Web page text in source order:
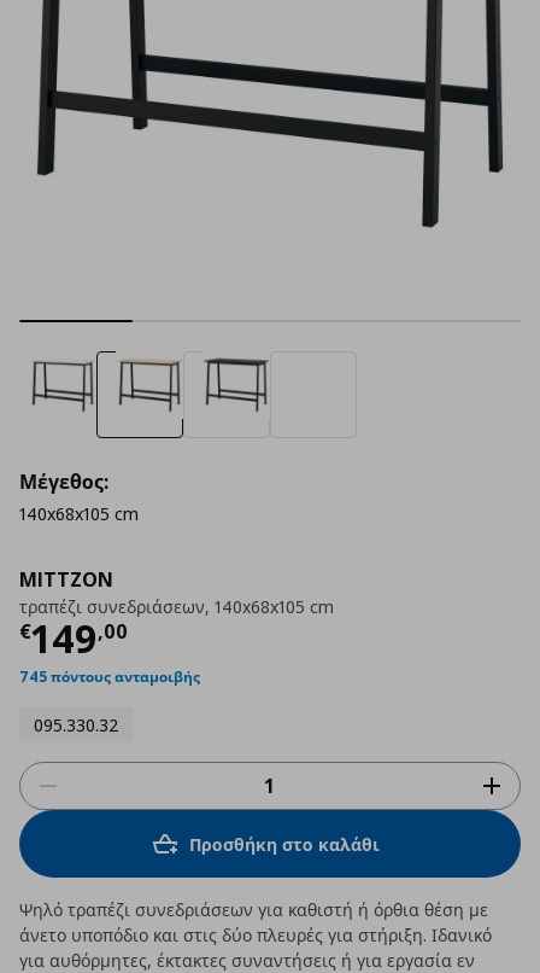
MITTZON
τραπέζι συνεδριάσεων, 140x68x105 cm
€149,00
Τρέχουσα τιμή
745 πόντους ανταμοιβής
095.330.32
Μέγεθος:
140x68x105 cm
Προσθήκη στο καλάθι
Ψηλό τραπέζι συνεδριάσεων για καθιστή ή όρθια θέση με
άνετο υποπόδιο και στις δύο πλευρές για στήριξη. Ιδανικό
για αυθόρμητες, έκτακτες συναντήσεις ή για εργασία εν